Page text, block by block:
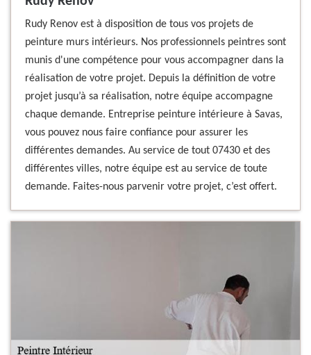
Rudy Renov est à disposition de tous vos projets de
peinture murs intérieurs. Nos professionnels peintres sont
munis d'une compétence pour vous accompagner dans la
réalisation de votre projet. Depuis la définition de votre
projet jusqu’à sa réalisation, notre équipe accompagne
chaque demande. Entreprise peinture intérieure à Savas,
vous pouvez nous faire confiance pour assurer les
différentes demandes. Au service de tout 07430 et des
différentes villes, notre équipe est au service de toute
demande. Faites-nous parvenir votre projet, c’est offert.